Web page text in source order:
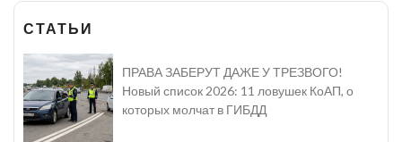
СТАТЬИ
ПРАВА ЗАБЕРУТ ДАЖЕ У ТРЕЗВОГО!
Новый список 2026: 11 ловушек КоАП, о
которых молчат в ГИБДД